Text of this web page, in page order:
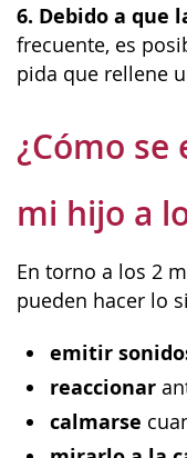
6. Debido a que
frecuente, es
pida que rellene
¿Cómo
mi hijo a
En torno a los 2
pueden hacer lo
emitir
reaccionar
calmarse